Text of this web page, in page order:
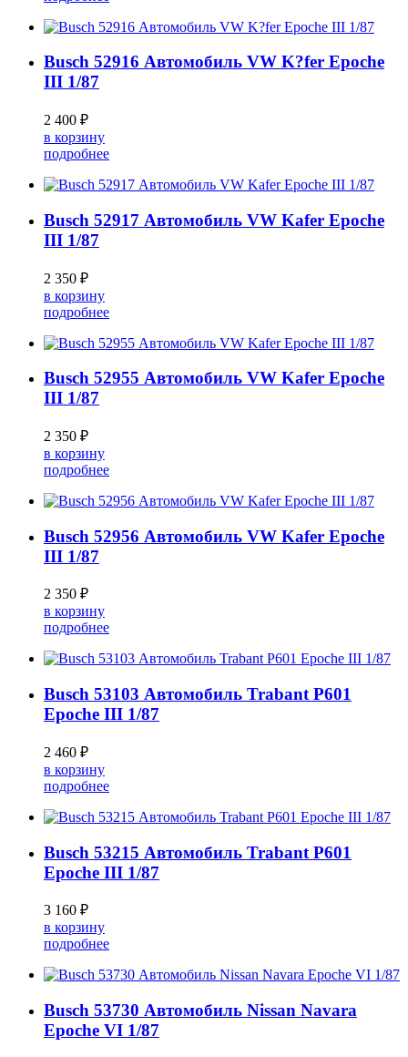
Busch 52916 Автомобиль VW K?fer Epoche
III 1/87
2 400 ₽
в корзину
подробнее
Busch 52917 Автомобиль VW Kafer Epoche
III 1/87
2 350 ₽
в корзину
подробнее
Busch 52955 Автомобиль VW Kafer Epoche
III 1/87
2 350 ₽
в корзину
подробнее
Busch 52956 Автомобиль VW Kafer Epoche
III 1/87
2 350 ₽
в корзину
подробнее
Busch 53103 Автомобиль Trabant P601
Epoche III 1/87
2 460 ₽
в корзину
подробнее
Busch 53215 Автомобиль Trabant P601
Epoche III 1/87
3 160 ₽
в корзину
подробнее
Busch 53730 Автомобиль Nissan Navara
Epoche VI 1/87